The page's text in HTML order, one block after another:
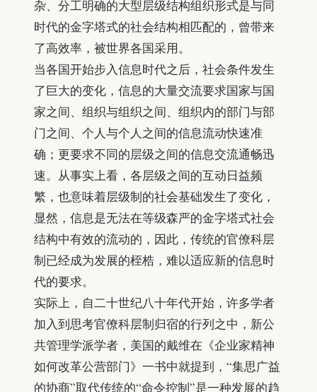
杂、分工明确的大型层级结构组织形式是与同
时代的金字塔式的社会结构相匹配的，曾带来
了高效率，被世界各国采用。
当各国开始步入信息时代之后，社会条件发生
了巨大的变化，信息的大量交流要求国家与国
家之间、组织与组织之间、组织内的部门与部
门之间、个人与个人之间的信息流动快速准
确；更要求不同的层级之间的信息交流通畅迅
速。从事实上看，各层级之间的互动日益频
繁，也意味着层级制的社会基础发生了变化，
显然，信息是无法在等级森严的金字塔式社会
结构中有效的流动的，因此，传统的官僚科层
制已经成为发展的桎梏，难以适应新的信息时
代的要求。
实际上，自二十世纪八十年代开始，许多学者
加入到思考官僚科层制归宿的行列之中，新公
共管理学派学者，美国的戴维在《企业家精神
如何改革公营部门》一书中就提到，“集思广益
的协商”取代传统的“命令控制”是一种发展的趋